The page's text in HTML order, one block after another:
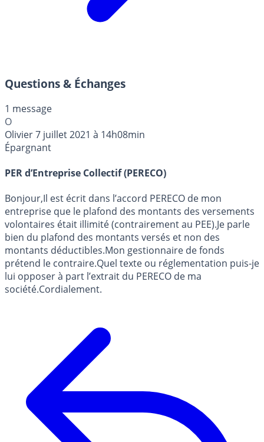
Questions & Échanges
1 message
O
Olivier7 juillet 2021 à 14h08min
Épargnant
PER d’Entreprise Collectif (PERECO)
Bonjour,Il est écrit dans l’accord PERECO de mon
entreprise que le plafond des montants des versements
volontaires était illimité (contrairement au PEE).Je parle
bien du plafond des montants versés et non des
montants déductibles.Mon gestionnaire de fonds
prétend le contraire.Quel texte ou réglementation puis-je
lui opposer à part l’extrait du PERECO de ma
société.Cordialement.